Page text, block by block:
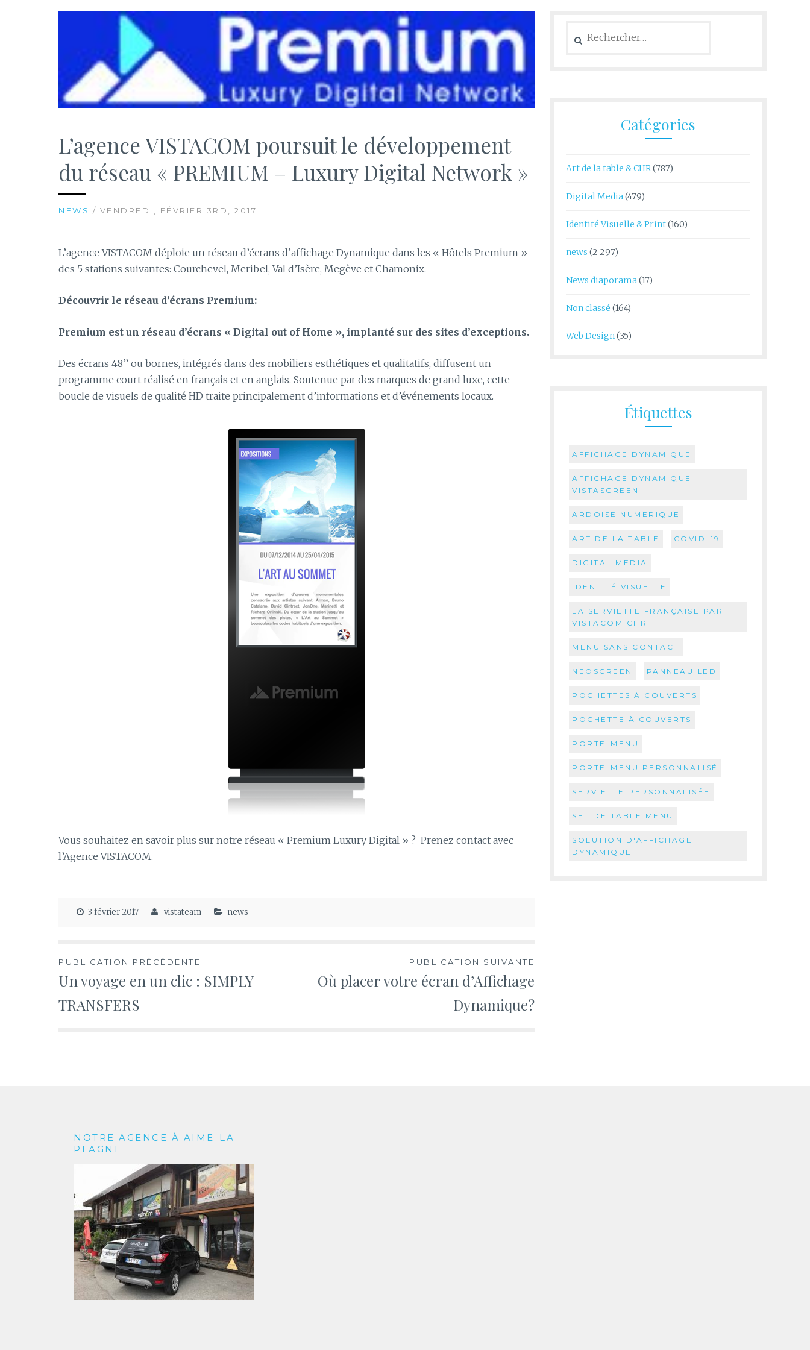
L’agence VISTACOM poursuit le développement
du réseau « PREMIUM – Luxury Digital Network »
NEWS / VENDREDI, FÉVRIER 3RD, 2017
L’agence VISTACOM déploie un réseau d’écrans d’affichage Dynamique dans les « Hôtels Premium »
des 5 stations suivantes: Courchevel, Meribel, Val d’Isère, Megève et Chamonix.
Découvrir le réseau d’écrans Premium:
Premium est un réseau d’écrans « Digital out of Home », implanté sur des sites d’exceptions.
Des écrans 48’’ ou bornes, intégrés dans des mobiliers esthétiques et qualitatifs, diffusent un
programme court réalisé en français et en anglais. Soutenue par des marques de grand luxe, cette
boucle de visuels de qualité HD traite principalement d’informations et d’événements locaux.
Vous souhaitez en savoir plus sur notre réseau « Premium Luxury Digital » ? Prenez contact avec
l’Agence VISTACOM.
3 février 2017 vistateam news
Navigation
de
PUBLICATION PRÉCÉDENTE
Un voyage en un clic : SIMPLY
TRANSFERS
PUBLICATION SUIVANTE
Où placer votre écran d’Affichage
Dynamique?
Catégories
Art de la table & CHR(787)
Digital Media (479)
Identité Visuelle & Print(160)
news (2 297)
News diaporama(17)
Non classé (164)
Web Design(35)
Étiquettes
AFFICHAGE DYNAMIQUE
AFFICHAGE DYNAMIQUE
VISTASCREEN
ARDOISE NUMERIQUE
ART DE LA TABLE COVID-19
DIGITAL MEDIA
IDENTITÉ VISUELLE
LA SERVIETTE FRANÇAISE PAR
VISTACOM CHR
MENU SANS CONTACT
NEOSCREEN PANNEAU LED
POCHETTES À COUVERTS
POCHETTE À COUVERTS
PORTE-MENU
PORTE-MENU PERSONNALISÉ
SERVIETTE PERSONNALISÉE
SET DE TABLE MENU
SOLUTION D'AFFICHAGE
DYNAMIQUE
NOTRE AGENCE À AIME-LA-
PLAGNE